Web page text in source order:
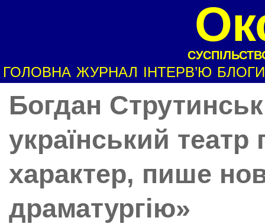
ГОЛОВНА ЖУРНАЛ ІНТЕРВ’Ю БЛОГИ
Богдан
український театр
характер, пише
драматургію»